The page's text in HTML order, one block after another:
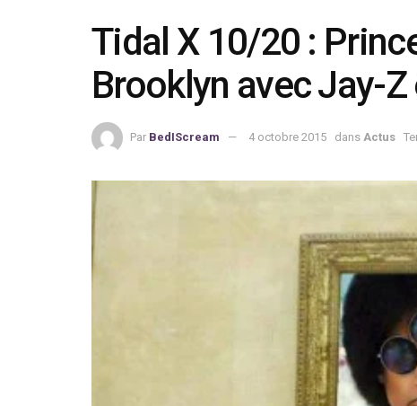
Tidal X 10/20 :
Brooklyn avec Jay-
Par BedIScream 4 octobre 2015 dans Actus